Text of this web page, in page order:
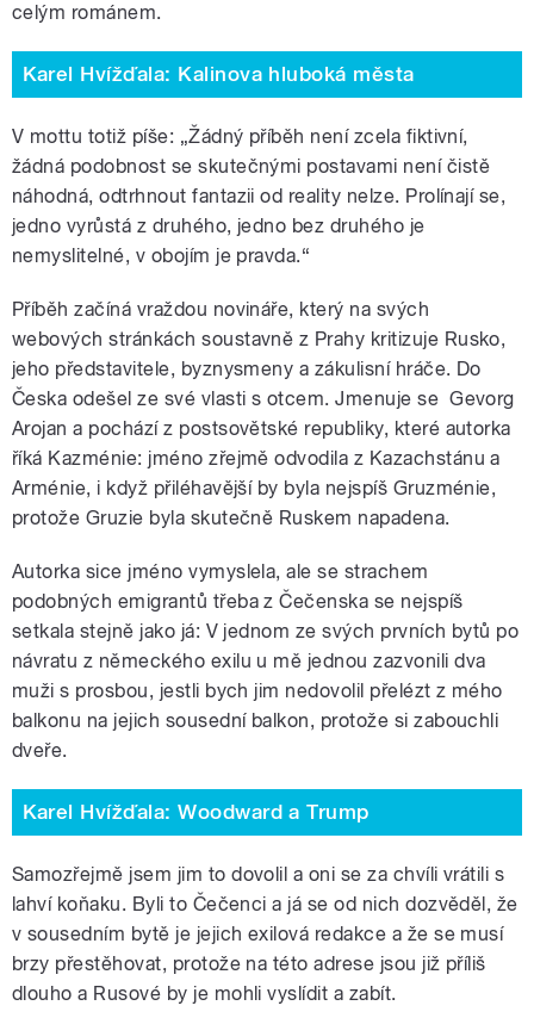
celým románem.
Karel Hvížďala: Kalinova hluboká města
V mottu totiž píše: „Žádný příběh není zcela fiktivní,
žádná podobnost se skutečnými postavami není čistě
náhodná, odtrhnout fantazii od reality nelze. Prolínají se,
jedno vyrůstá z druhého, jedno bez druhého je
nemyslitelné, v obojím je pravda.“
Příběh začíná vraždou novináře, který na svých
webových stránkách soustavně z Prahy kritizuje Rusko,
jeho představitele, byznysmeny a zákulisní hráče. Do
Česka odešel ze své vlasti s otcem. Jmenuje se Gevorg
Arojan a pochází z postsovětské republiky, které autorka
říká Kazménie: jméno zřejmě odvodila z Kazachstánu a
Arménie, i když přiléhavější by byla nejspíš Gruzménie,
protože Gruzie byla skutečně Ruskem napadena.
Autorka sice jméno vymyslela, ale se strachem
podobných emigrantů třeba z Čečenska se nejspíš
setkala stejně jako já: V jednom ze svých prvních bytů po
návratu z německého exilu u mě jednou zazvonili dva
muži s prosbou, jestli bych jim nedovolil přelézt z mého
balkonu na jejich sousední balkon, protože si zabouchli
dveře.
Karel Hvížďala: Woodward a Trump
Samozřejmě jsem jim to dovolil a oni se za chvíli vrátili s
lahví koňaku. Byli to Čečenci a já se od nich dozvěděl, že
v sousedním bytě je jejich exilová redakce a že se musí
brzy přestěhovat, protože na této adrese jsou již příliš
dlouho a Rusové by je mohli vyslídit a zabít.